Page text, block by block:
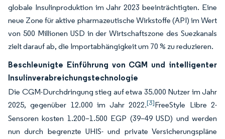
globale Insulinproduktion im Jahr 2023 beeinträchtigten. Eine
neue Zone für aktive pharmazeutische Wirkstoffe (API) im Wert
von 500 Millionen USD in der Wirtschaftszone des Suezkanals
zielt darauf ab, die Importabhängigkeit um 70 % zu reduzieren.
Beschleunigte Einführung von CGM und intelligenter
Insulinverabreichungstechnologie
Die CGM-Durchdringung stieg auf etwa 35.000 Nutzer im Jahr
2025, gegenüber 12.000 im Jahr 2022.[3]FreeStyle Libre 2-
Sensoren kosten 1.200–1.500 EGP (39–49 USD) und werden
nun durch begrenzte UHIS- und private Versicherungspläne